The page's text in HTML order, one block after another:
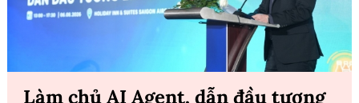
Làm chủ AI Agent, dẫn đầu tương